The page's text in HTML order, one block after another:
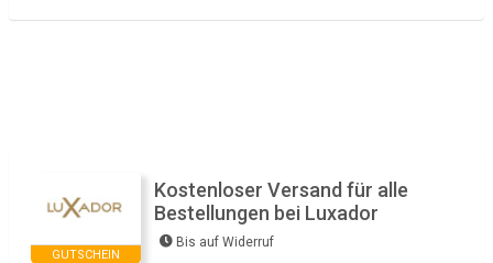
GUTSCHEIN
Kostenloser Versand für alle
Bestellungen bei Luxador
Bis auf Widerruf